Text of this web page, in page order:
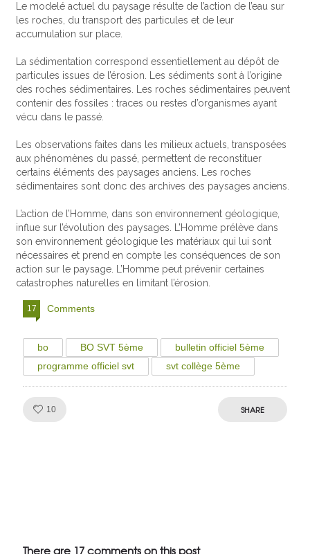
Le modelé actuel du paysage résulte de l’action de l’eau sur
les roches, du transport des particules et de leur
accumulation sur place.
La sédimentation correspond essentiellement au dépôt de
particules issues de l’érosion. Les sédiments sont à l’origine
des roches sédimentaires. Les roches sédimentaires peuvent
contenir des fossiles : traces ou restes d’organismes ayant
vécu dans le passé.
Les observations faites dans les milieux actuels, transposées
aux phénomènes du passé, permettent de reconstituer
certains éléments des paysages anciens. Les roches
sédimentaires sont donc des archives des paysages anciens.
L’action de l’Homme, dans son environnement géologique,
influe sur l’évolution des paysages. L’Homme prélève dans
son environnement géologique les matériaux qui lui sont
nécessaires et prend en compte les conséquences de son
action sur le paysage. L’Homme peut prévenir certaines
catastrophes naturelles en limitant l’érosion.
17 Comments
bo BO SVT 5ème
bulletin officiel 5ème
programme officiel svt
svt collège 5ème
10 SHARE
There are 17 comments on this post